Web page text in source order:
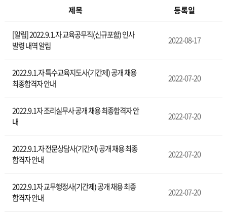
(인
사)
제목 등록일
[알림] 2022.9.1.자 교육공무직(신규포함) 인사
발령 내역 알림
2022-08-17
2022.9.1.자 특수교육지도사(기간제) 공개 채용
최종합격자 안내
2022-07-20
2022.9.1자 조리실무사 공개 채용 최종합격자 안
내
2022-07-20
2022.9.1.자 전문상담사(기간제) 공개 채용 최종
합격자 안내
2022-07-20
2022.9.1자 교무행정사(기간제) 공개 채용 최종
합격자 안내
2022-07-20